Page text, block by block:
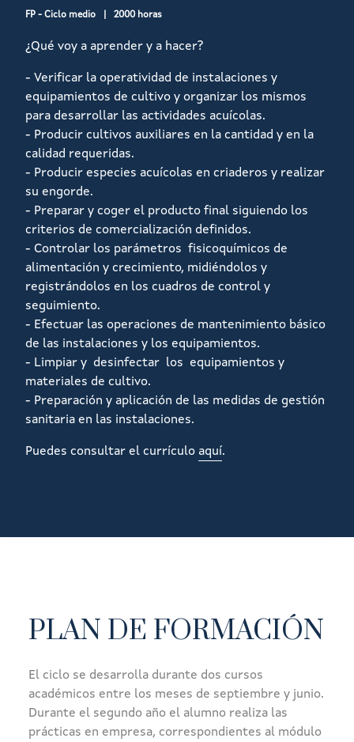
FP - Ciclo medio 2000 horas
¿Qué voy a aprender y a hacer?
- Verificar la operatividad de instalaciones y
equipamientos de cultivo y organizar los mismos
para desarrollar las actividades acuícolas.
- Producir cultivos auxiliares en la cantidad y en la
calidad requeridas.
- Producir especies acuícolas en criaderos y realizar
su engorde.
- Preparar y coger el producto final siguiendo los
criterios de comercialización definidos.
- Controlar los parámetros fisicoquímicos de
alimentación y crecimiento, midiéndolos y
registrándolos en los cuadros de control y
seguimiento.
- Efectuar las operaciones de mantenimiento básico
de las instalaciones y los equipamientos.
- Limpiar y desinfectar los equipamientos y
materiales de cultivo.
- Preparación y aplicación de las medidas de gestión
sanitaria en las instalaciones.
Puedes consultar el currículo aquí.
PLAN DE FORMACIÓN
El ciclo se desarrolla durante dos cursos
académicos entre los meses de septiembre y junio.
Durante el segundo año el alumno realiza las
prácticas en empresa, correspondientes al módulo